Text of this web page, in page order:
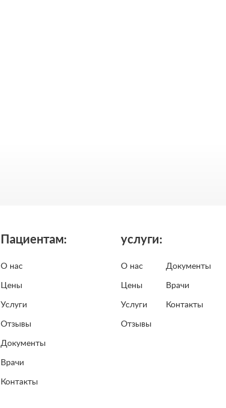
Пациентам:
О нас
Цены
Услуги
Отзывы
Документы
Врачи
Контакты
услуги:
О нас
Цены
Услуги
Отзывы
Документы
Врачи
Контакты